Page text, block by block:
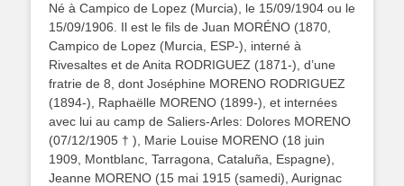
Né à Campico de Lopez (Murcia), le 15/09/1904 ou le
15/09/1906. Il est le fils de Juan MORÉNO (1870,
Campico de Lopez (Murcia, ESP-), interné à
Rivesaltes et de Anita RODRIGUEZ (1871-), d’une
fratrie de 8, dont Joséphine MORENO RODRIGUEZ
(1894-), Raphaëlle MORENO (1899-), et internées
avec lui au camp de Saliers-Arles: Dolores MORENO
(07/12/1905 † ), Marie Louise MORENO (18 juin
1909, Montblanc, Tarragona, Cataluña, Espagne),
Jeanne MORENO (15 mai 1915 (samedi), Aurignac